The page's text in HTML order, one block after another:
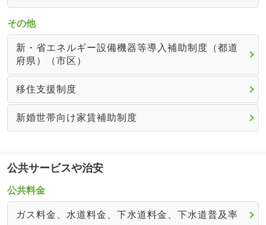
その他
新・省エネルギー設備機器等導入補助制度（都道
府県）（市区）
移住支援制度
新婚世帯向け家賃補助制度
公共サービスや治安
公共料金
ガス料金、水道料金、下水道料金、下水道普及率